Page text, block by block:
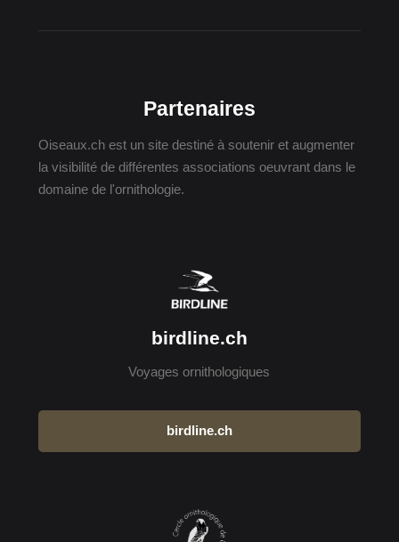
Partenaires
Oiseaux.ch est un site destiné à soutenir et augmenter
la visibilité de différentes associations oeuvrant dans le
domaine de l'ornithologie.
birdline.ch
Voyages ornithologiques
birdline.ch